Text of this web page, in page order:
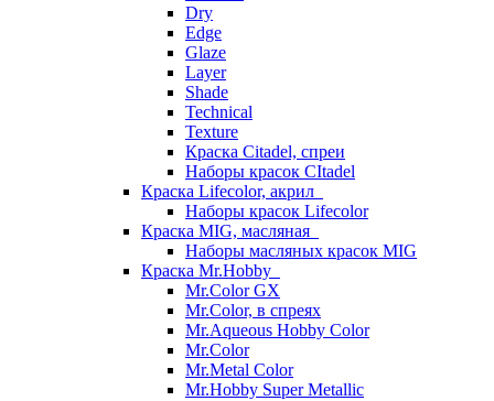
Dry
Edge
Glaze
Layer
Shade
Technical
Texture
Краска Citadel, спреи
Наборы красок CItadel
Краска Lifecolor, акрил
Наборы красок Lifecolor
Краска MIG, масляная
Наборы масляных красок MIG
Краска Mr.Hobby
Mr.Color GX
Mr.Color, в спреях
Mr.Aqueous Hobby Color
Mr.Color
Mr.Metal Color
Mr.Hobby Super Metallic